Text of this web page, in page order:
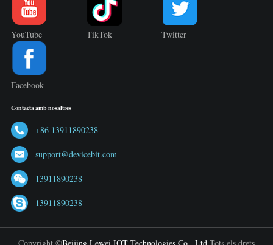
YouTube TikTok Twitter
Facebook
Contacta amb nosaltres
+86 13911890238
support@devicebit.com
13911890238
13911890238